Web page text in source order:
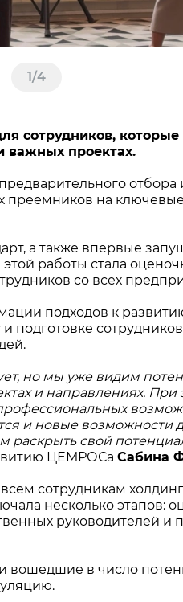
1/4
сотрудников,
важных проектах.
отбора
на
а также впервые
работы стала
со всех
подходов к
подготовке
но мы уже видим
и направлениях.
и новые возможности
раскрыть свой
ЦЕМРОСаСабина
сотрудникам
несколько этапов:
руководителей
в число